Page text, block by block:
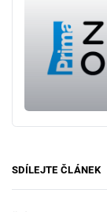
SDÍLEJTE ČLÁNEK